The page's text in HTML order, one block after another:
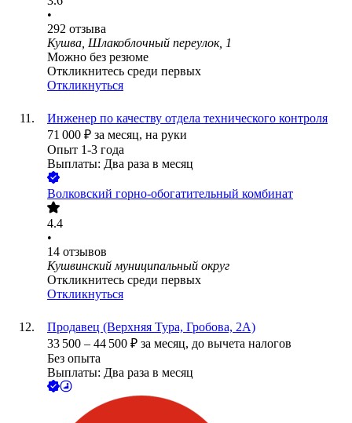
•
292 отзыва
Кушва, Шлакоблочный переулок, 1
Можно без резюме
Откликнитесь среди первых
Откликнуться
Инженер по качеству отдела технического контроля
71 000 ₽ за месяц, на руки
Опыт 1-3 года
Выплаты: Два раза в месяц
Волковский горно-обогатительный комбинат
4.4
•
14 отзывов
Кушвинский муниципальный округ
Откликнитесь среди первых
Откликнуться
Продавец (Верхняя Тура, Гробова, 2А)
33 500 – 44 500 ₽ за месяц, до вычета налогов
Без опыта
Выплаты: Два раза в месяц